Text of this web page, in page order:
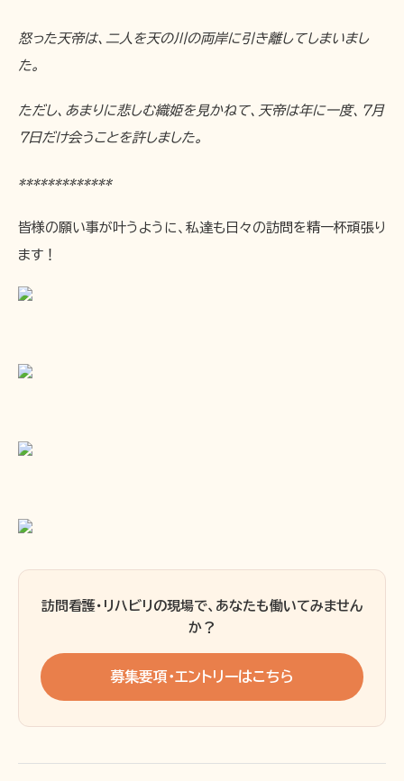
怒った天帝は、二人を天の川の両岸に引き離してしまいまし
た。
ただし、あまりに悲しむ織姫を見かねて、天帝は年に一度、7月
7日だけ会うことを許しました。
*************
皆様の願い事が叶うように、私達も日々の訪問を精一杯頑張り
ます！
訪問看護・リハビリの現場で、あなたも働いてみません
か？
募集要項・エントリーはこちら